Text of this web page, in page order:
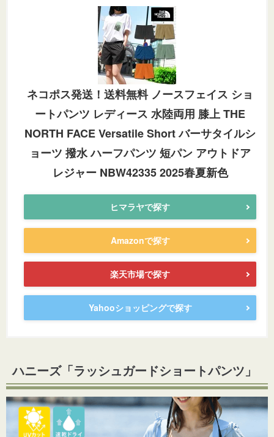
ネコポス発送！送料無料 ノースフェイス ショ
ートパンツ レディース 水陸両用 膝上 THE
NORTH FACE Versatile Short バーサタイルシ
ョーツ 撥水 ハーフパンツ 短パン アウトドア
レジャー NBW42335 2025春夏新色
ヒマラヤで探す
Amazonで探す
楽天市場で探す
Yahooショッピングで探す
ハニーズ「ラッシュガードショートパンツ」